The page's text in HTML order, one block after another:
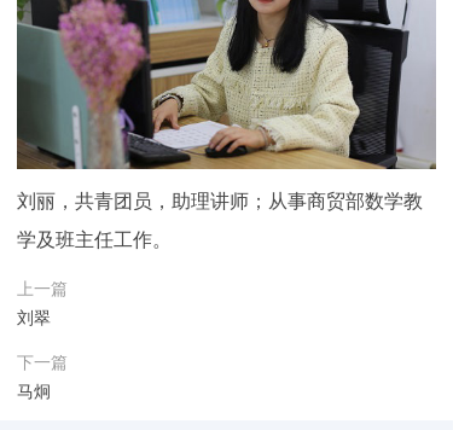
刘丽，共青团员，助理讲师；从事商贸部数学教
学及班主任工作。
上一篇
刘翠
下一篇
马炯